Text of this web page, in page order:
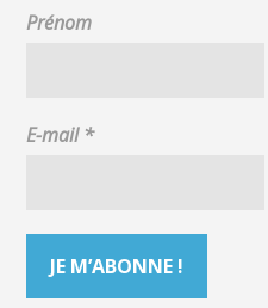
Prénom
E-mail *